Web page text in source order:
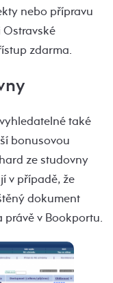
nebo přípravu
Ostravské
zdarma.
také
bonusovou
ze studovny
v případě, že
dokument
právě v Bookportu.